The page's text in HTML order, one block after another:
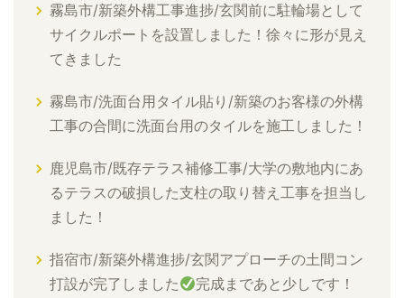
霧島市/新築外構工事進捗/玄関前に駐輪場として
サイクルポートを設置しました！徐々に形が見え
てきました
霧島市/洗面台用タイル貼り/新築のお客様の外構
工事の合間に洗面台用のタイルを施工しました！
鹿児島市/既存テラス補修工事/大学の敷地内にあ
るテラスの破損した支柱の取り替え工事を担当し
ました！
指宿市/新築外構進捗/玄関アプローチの土間コン
打設が完了しました
完成まであと少しです！